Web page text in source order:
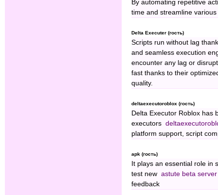
By automating repetitive
time and streamline various
Delta Executer (гость)
Scripts run without lag
and seamless execution
encounter any lag or
fast thanks to their
quality.
deltaexecutoroblox (гость)
Delta Executor Roblox has
executors
platform support, script
apk (гость)
It plays an essential role in
test new astute beta server
feedback